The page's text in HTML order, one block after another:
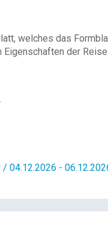
welches das
der
04.12.2026 -